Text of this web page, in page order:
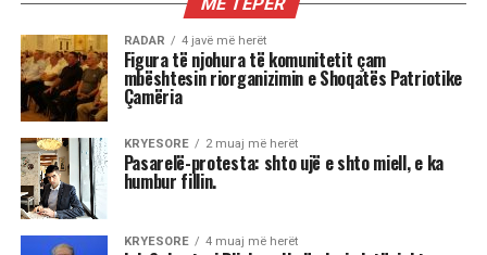
3 shenjat më xheloze të horoskopit
Astrologjia tregon se disa shenja të zodiakut